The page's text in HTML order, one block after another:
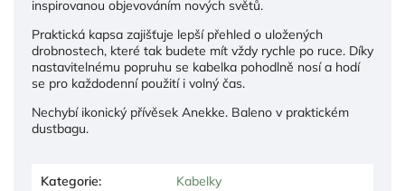
inspirovanou objevováním nových světů.
Praktická kapsa zajišťuje lepší přehled o uložených
drobnostech, které tak budete mít vždy rychle po ruce. Díky
nastavitelnému popruhu se kabelka pohodlně nosí a hodí
se pro každodenní použití i volný čas.
Nechybí ikonický přívěsek Anekke. Baleno v praktickém
dustbagu.
Kategorie: Kabelky